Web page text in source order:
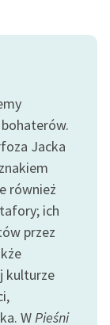
Jacka
również
ich
przez
kulturze
WPieśni